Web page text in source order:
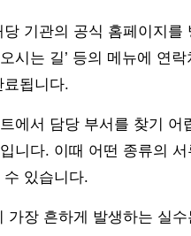
기관의 공식 홈페이지를
오시는 길’ 등의 메뉴에
료됩니다.
에서 담당 부서를 찾기
니다. 이때 어떤 종류의
있습니다.
가장 흔하게 발생하는 실